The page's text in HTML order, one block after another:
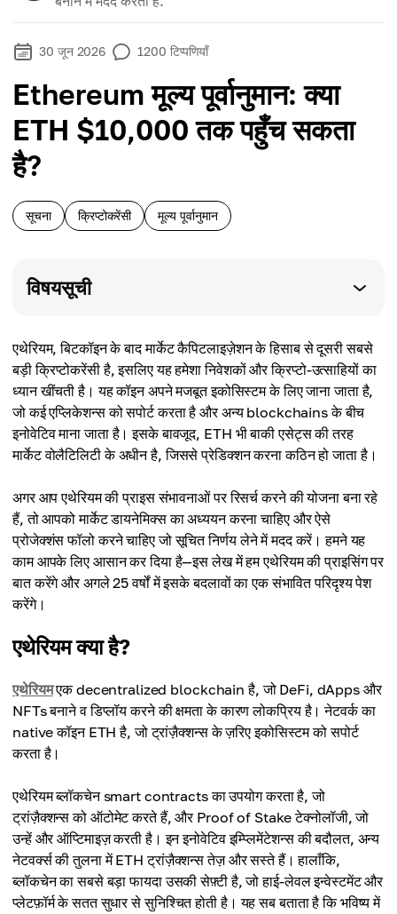
30 जून 2026 1200 टिप्पणियाँ
Ethereum मूल्य पूर्वानुमान: क्या
ETH $10,000 तक पहुँच सकता
है?
सूचना क्रिप्टोकरेंसी मूल्य पूर्वानुमान
विषयसूची
एथेरियम, बिटकॉइन के बाद मार्केट कैपिटलाइज़ेशन के हिसाब से दूसरी सबसे
बड़ी क्रिप्टोकरेंसी है, इसलिए यह हमेशा निवेशकों और क्रिप्टो-उत्साहियों का
ध्यान खींचती है। यह कॉइन अपने मजबूत इकोसिस्टम के लिए जाना जाता है,
जो कई एप्लिकेशन्स को सपोर्ट करता है और अन्य blockchains के बीच
इनोवेटिव माना जाता है। इसके बावजूद, ETH भी बाकी एसेट्स की तरह
मार्केट वोलैटिलिटी के अधीन है, जिससे प्रेडिक्शन करना कठिन हो जाता है।
अगर आप एथेरियम की प्राइस संभावनाओं पर रिसर्च करने की योजना बना रहे
हैं, तो आपको मार्केट डायनेमिक्स का अध्ययन करना चाहिए और ऐसे
प्रोजेक्शंस फॉलो करने चाहिए जो सूचित निर्णय लेने में मदद करें। हमने यह
काम आपके लिए आसान कर दिया है—इस लेख में हम एथेरियम की प्राइसिंग पर
बात करेंगे और अगले 25 वर्षों में इसके बदलावों का एक संभावित परिदृश्य पेश
करेंगे।
एथेरियम क्या है?
एथेरियमएक decentralized blockchain है, जो DeFi, dApps और
NFTs बनाने व डिप्लॉय करने की क्षमता के कारण लोकप्रिय है। नेटवर्क का
native कॉइन ETH है, जो ट्रांज़ैक्शन्स के ज़रिए इकोसिस्टम को सपोर्ट
करता है।
एथेरियम ब्लॉकचेन smart contracts का उपयोग करता है, जो
ट्रांज़ैक्शन्स को ऑटोमेट करते हैं, और Proof of Stake टेक्नोलॉजी, जो
उन्हें और ऑप्टिमाइज़ करती है। इन इनोवेटिव इम्प्लिमेंटेशन्स की बदौलत, अन्य
नेटवर्क्स की तुलना में ETH ट्रांज़ैक्शन्स तेज़ और सस्ते हैं। हालाँकि,
ब्लॉकचेन का सबसे बड़ा फायदा उसकी सेफ़्टी है, जो हाई-लेवल इन्वेस्टमेंट और
प्लेटफ़ॉर्म के सतत सुधार से सुनिश्चित होती है। यह सब बताता है कि भविष्य में